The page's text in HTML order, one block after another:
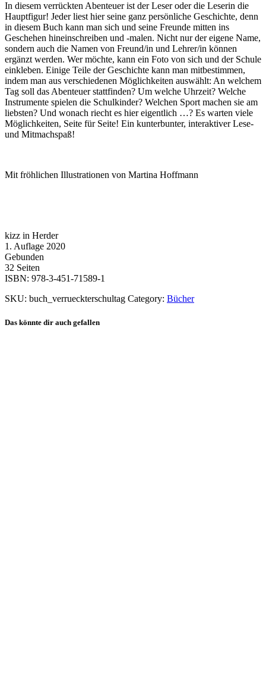
In diesem verrückten Abenteuer ist der Leser oder die Leserin die
Hauptfigur! Jeder liest hier seine ganz persönliche Geschichte, denn
in diesem Buch kann man sich und seine Freunde mitten ins
Geschehen hineinschreiben und -malen. Nicht nur der eigene Name,
sondern auch die Namen von Freund/in und Lehrer/in können
ergänzt werden. Wer möchte, kann ein Foto von sich und der Schule
einkleben. Einige Teile der Geschichte kann man mitbestimmen,
indem man aus verschiedenen Möglichkeiten auswählt: An welchem
Tag soll das Abenteuer stattfinden? Um welche Uhrzeit? Welche
Instrumente spielen die Schulkinder? Welchen Sport machen sie am
liebsten? Und wonach riecht es hier eigentlich …? Es warten viele
Möglichkeiten, Seite für Seite! Ein kunterbunter, interaktiver Lese-
und Mitmachspaß!
Mit fröhlichen Illustrationen von Martina Hoffmann
kizz in Herder
1. Auflage 2020
Gebunden
32 Seiten
ISBN: 978-3-451-71589-1
SKU: buch_verrueckterschultag Category: Bücher
Das könnte dir auch gefallen